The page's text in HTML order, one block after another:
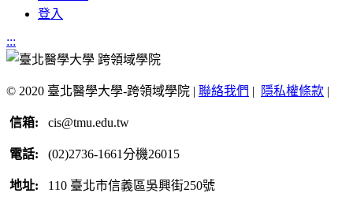
登入
:::
© 2020 臺北醫學大學-跨領域學院 | 聯絡我們 | 隱私權條款 |
信箱: cis@tmu.edu.tw
電話: (02)2736-1661分機26015
地址: 110 臺北市信義區吳興街250號